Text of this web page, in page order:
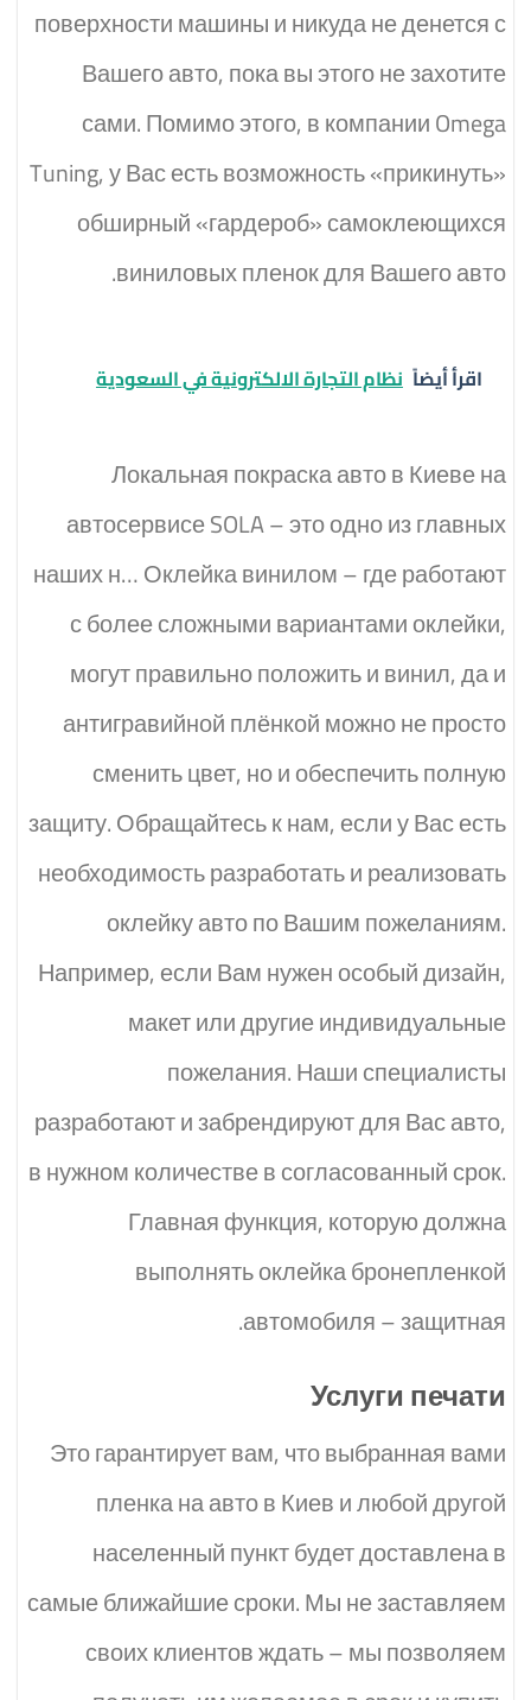
поверхности машины и никуда не денется с
Вашего авто, пока вы этого не захотите
сами. Помимо этого, в компании Omega
Tuning, у Вас есть возможность «прикинуть»
обширный «гардероб» самоклеющихся
виниловых пленок для Вашего авто.
اقرأ أيضاً نظام التجارة الالكترونية في السعودية
Локальная покраска авто в Киеве на
автосервисе SOLA – это одно из главных
наших н… Оклейка винилом – где работают
с более сложными вариантами оклейки,
могут правильно положить и винил, да и
антигравийной плёнкой можно не просто
сменить цвет, но и обеспечить полную
защиту. Обращайтесь к нам, если у Вас есть
необходимость разработать и реализовать
оклейку авто по Вашим пожеланиям.
Например, если Вам нужен особый дизайн,
макет или другие индивидуальные
пожелания. Наши специалисты
разработают и забрендируют для Вас авто,
в нужном количестве в согласованный срок.
Главная функция, которую должна
выполнять оклейка бронепленкой
автомобиля – защитная.
Услуги печати
Это гарантирует вам, что выбранная вами
пленка на авто в Киев и любой другой
населенный пункт будет доставлена в
самые ближайшие сроки. Мы не заставляем
своих клиентов ждать – мы позволяем